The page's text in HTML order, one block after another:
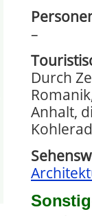
–
Durch
Anhalt,